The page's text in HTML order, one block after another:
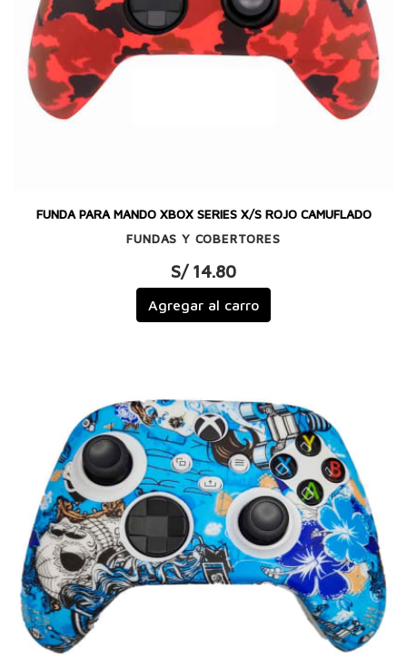
FUNDA PARA MANDO XBOX SERIES X/S ROJO CAMUFLADO
FUNDAS Y COBERTORES
S/ 14.80
Agregar al carro